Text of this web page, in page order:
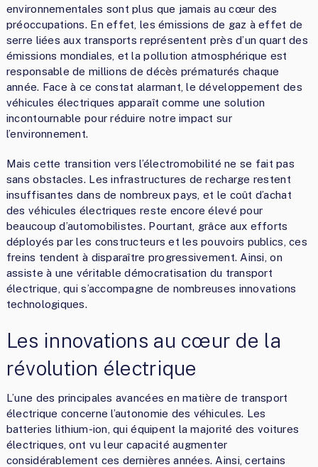
environnementales sont plus que jamais au cœur des
préoccupations. En effet, les émissions de gaz à effet de
serre liées aux transports représentent près d’un quart des
émissions mondiales, et la pollution atmosphérique est
responsable de millions de décès prématurés chaque
année. Face à ce constat alarmant, le développement des
véhicules électriques apparaît comme une solution
incontournable pour réduire notre impact sur
l’environnement.
Mais cette transition vers l’électromobilité ne se fait pas
sans obstacles. Les infrastructures de recharge restent
insuffisantes dans de nombreux pays, et le coût d’achat
des véhicules électriques reste encore élevé pour
beaucoup d’automobilistes. Pourtant, grâce aux efforts
déployés par les constructeurs et les pouvoirs publics, ces
freins tendent à disparaître progressivement. Ainsi, on
assiste à une véritable démocratisation du transport
électrique, qui s’accompagne de nombreuses innovations
technologiques.
Les innovations au cœur de la
révolution électrique
L’une des principales avancées en matière de transport
électrique concerne l’autonomie des véhicules. Les
batteries lithium-ion, qui équipent la majorité des voitures
électriques, ont vu leur capacité augmenter
considérablement ces dernières années. Ainsi, certains